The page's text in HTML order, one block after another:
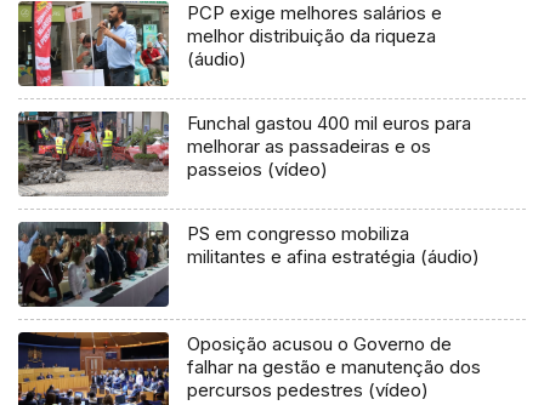
PCP exige melhores salários e
melhor distribuição da riqueza
(áudio)
Funchal gastou 400 mil euros para
melhorar as passadeiras e os
passeios (vídeo)
PS em congresso mobiliza
militantes e afina estratégia (áudio)
Oposição acusou o Governo de
falhar na gestão e manutenção dos
percursos pedestres (vídeo)